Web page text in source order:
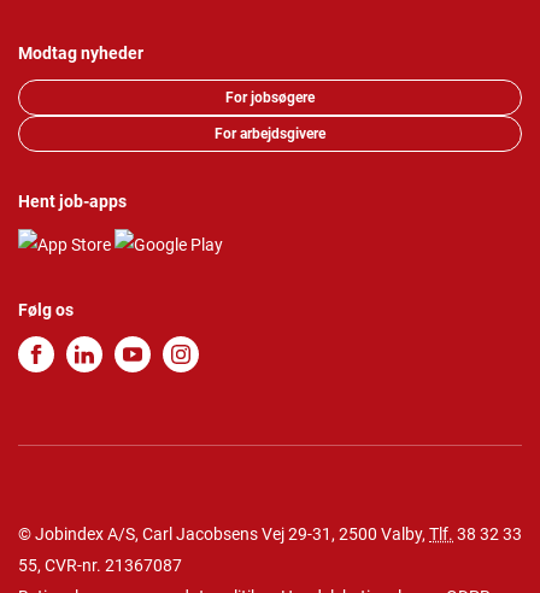
Modtag nyheder
For jobsøgere
For arbejdsgivere
Hent job-apps
Følg os
© Jobindex A/S, Carl Jacobsens Vej 29-31, 2500 Valby, Tlf. 38 32 33
55, CVR-nr. 21367087